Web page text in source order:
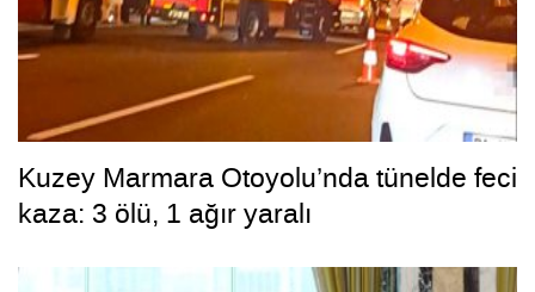
Kuzey Marmara Otoyolu’nda tünelde feci
kaza: 3 ölü, 1 ağır yaralı